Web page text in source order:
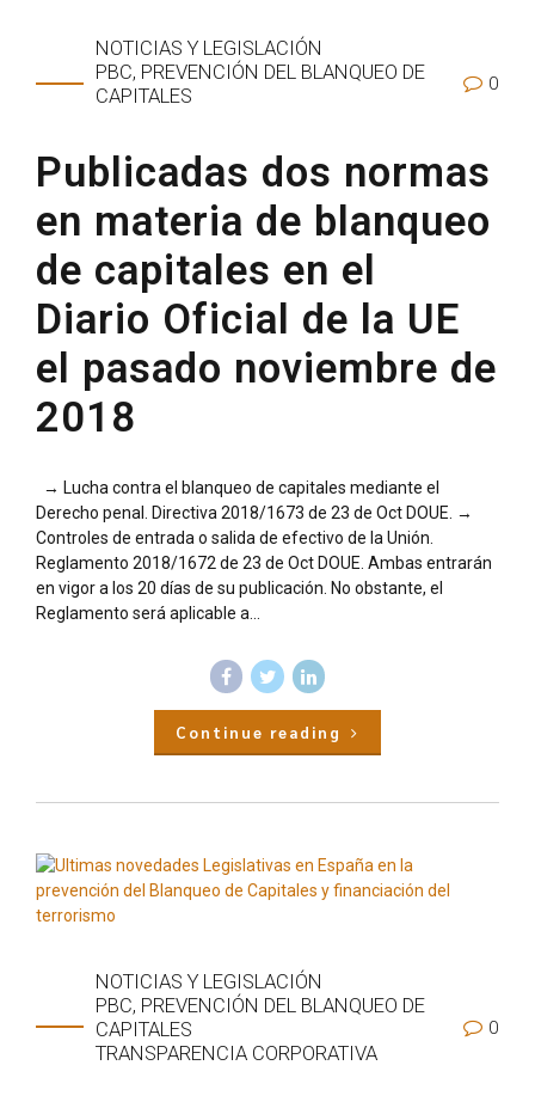
NOTICIAS Y LEGISLACIÓN
PBC, PREVENCIÓN DEL BLANQUEO DE
CAPITALES
0
Publicadas dos normas
en materia de blanqueo
de capitales en el
Diario Oficial de la UE
el pasado noviembre de
2018
→ Lucha contra el blanqueo de capitales mediante el
Derecho penal. Directiva 2018/1673 de 23 de Oct DOUE. →
Controles de entrada o salida de efectivo de la Unión.
Reglamento 2018/1672 de 23 de Oct DOUE. Ambas entrarán
en vigor a los 20 días de su publicación. No obstante, el
Reglamento será aplicable a...
Continue reading
NOTICIAS Y LEGISLACIÓN
PBC, PREVENCIÓN DEL BLANQUEO DE
CAPITALES
TRANSPARENCIA CORPORATIVA
0